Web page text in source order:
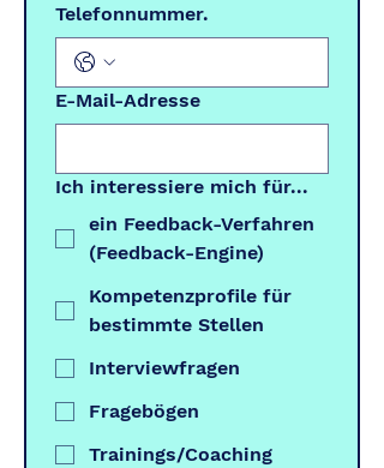
Telefonnummer.
E-Mail-Adresse
Ich interessiere mich für...
ein Feedback-Verfahren
(Feedback-Engine)
Kompetenzprofile für
bestimmte Stellen
Interviewfragen
Fragebögen
Trainings/Coaching